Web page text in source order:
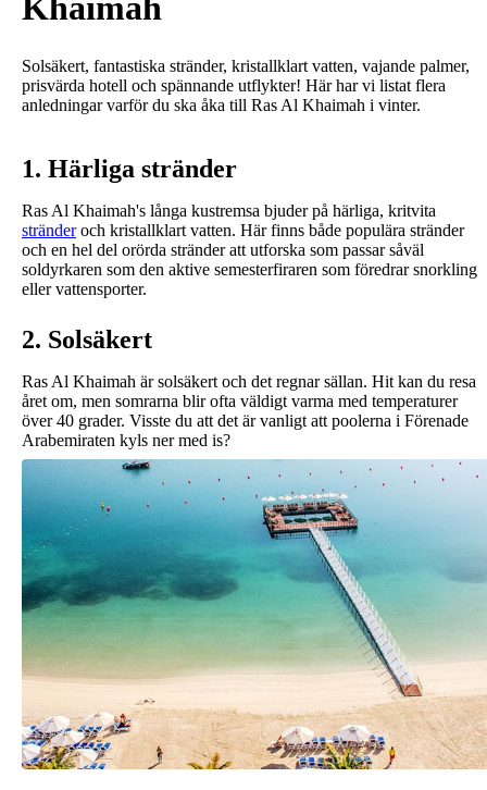
Solsäkert, fantastiska stränder, kristallklart vatten, vajande palmer,
prisvärda hotell och spännande utflykter! Här har vi listat flera
anledningar varför du ska åka till Ras Al Khaimah i vinter.
1. Härliga stränder
Ras Al Khaimah's långa kustremsa bjuder på härliga, kritvita
stränderoch kristallklart vatten. Här finns både populära stränder
och en hel del orörda stränder att utforska som passar såväl
soldyrkaren som den aktive semesterfiraren som föredrar snorkling
eller vattensporter.
2. Solsäkert
Ras Al Khaimah är solsäkert och det regnar sällan. Hit kan du resa
året om, men somrarna blir ofta väldigt varma med temperaturer
över 40 grader. Visste du att det är vanligt att poolerna i Förenade
Arabemiraten kyls ner med is?